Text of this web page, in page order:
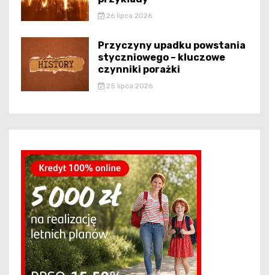
26 lipca 2026
Przyczyny upadku powstania
styczniowego – kluczowe
czynniki porażki
25 lipca 2026